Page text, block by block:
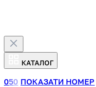
КАТАЛОГ
050 ПОКАЗАТИ НОМЕР